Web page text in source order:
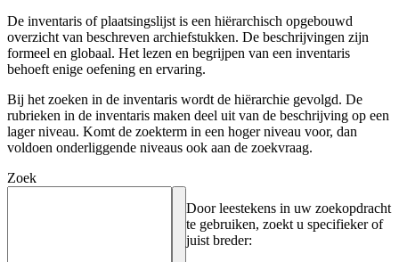
De inventaris of plaatsingslijst is een hiërarchisch opgebouwd
overzicht van beschreven archiefstukken. De beschrijvingen zijn
formeel en globaal. Het lezen en begrijpen van een inventaris
behoeft enige oefening en ervaring.
Bij het zoeken in de inventaris wordt de hiërarchie gevolgd. De
rubrieken in de inventaris maken deel uit van de beschrijving op een
lager niveau. Komt de zoekterm in een hoger niveau voor, dan
voldoen onderliggende niveaus ook aan de zoekvraag.
Zoek
Door leestekens in uw zoekopdracht
te gebruiken, zoekt u specifieker of
juist breder: